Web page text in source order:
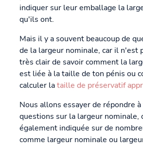
indiquer sur leur emballage la
qu'ils ont.
Mais il y a souvent beaucoup de
de la largeur nominale, car il n'est
très clair de savoir comment la
est liée à la taille de ton pénis ou
calculer lataille de préservatif
Nous allons essayer de répondre
questions sur la largeur nominale,
également indiquée sur de
comme largeur nominale ou